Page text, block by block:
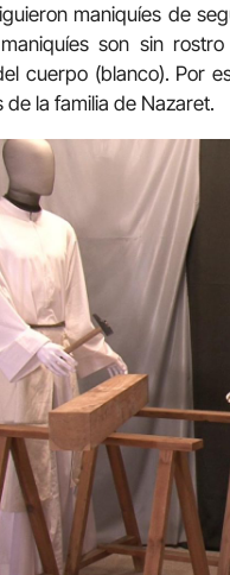
maniquíes de
son sin
cuerpo (blanco). Por
la familia de Nazaret.